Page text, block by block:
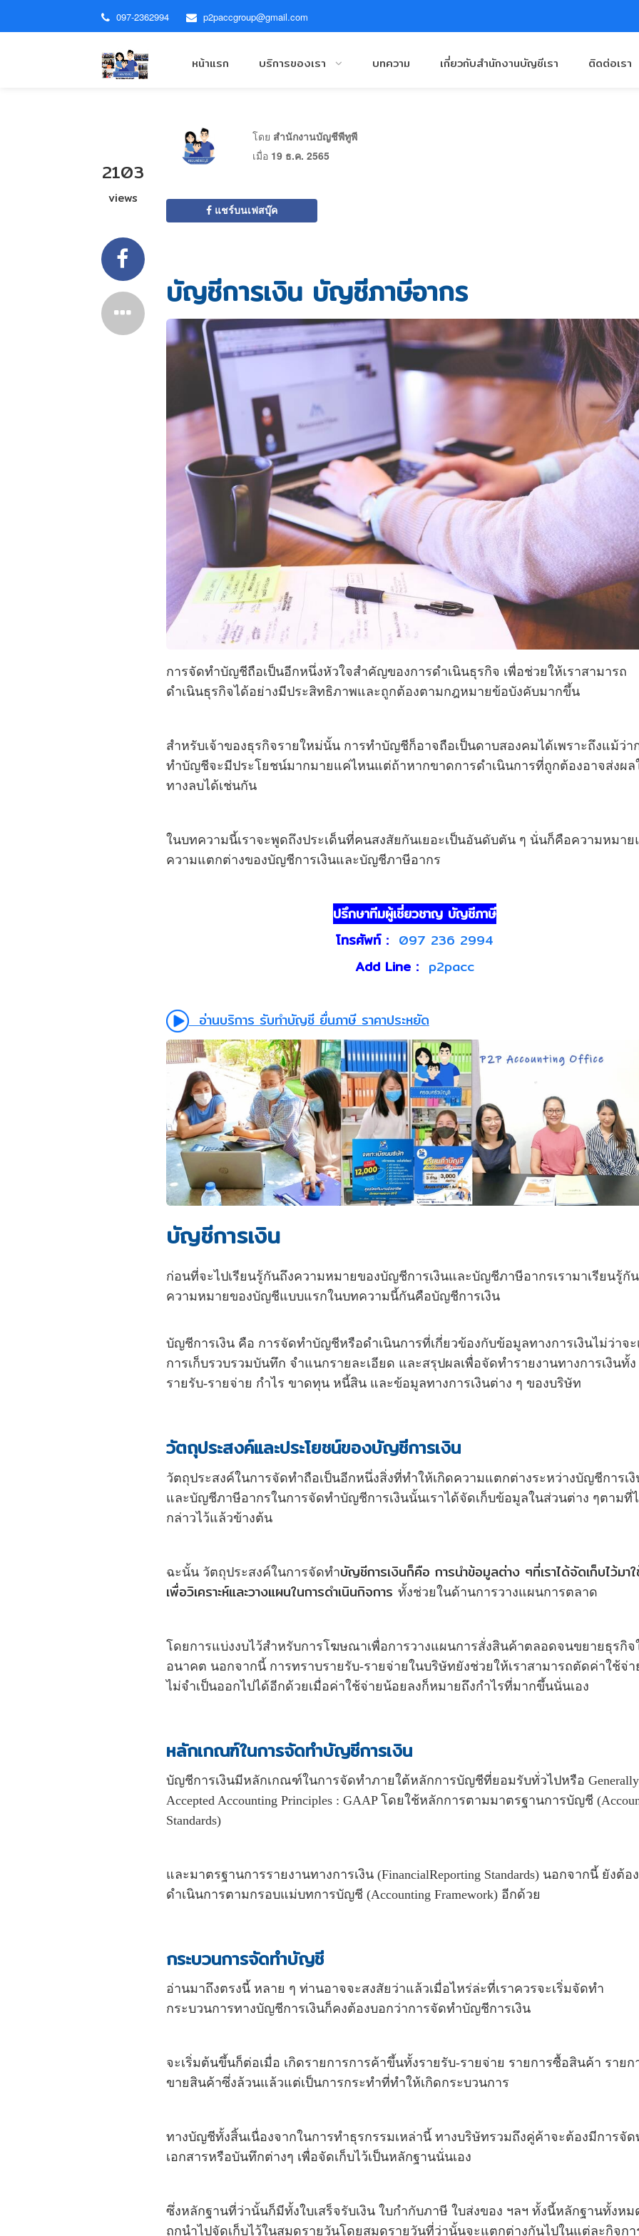
097-2362994 p2paccgroup@gmail.com
หน้าแรก บริการของเรา บทความ เกี่ยวกับสำนักงานบัญชีเรา ติดต่อเรา
2103
views
โดย สำนักงานบัญชีพีทูพี
เมื่อ 19 ธ.ค. 2565
แชร์บนเฟสบุ๊ค
บัญชีการเงิน บัญชีภาษีอากร
การจัดทำบัญชีถือเป็นอีกหนึ่งหัวใจสำคัญของการดำเนินธุรกิจ เพื่อช่วยให้เราสามารถ
ดำเนินธุรกิจได้อย่างมีประสิทธิภาพและถูกต้องตามกฎหมายข้อบังคับมากขึ้น
สำหรับเจ้าของธุรกิจรายใหม่นั้น การทำบัญชีก็อาจถือเป็นดาบสองคมได้เพราะถึงแม้ว่า
ทำบัญชีจะมีประโยชน์มากมายแค่ไหนแต่ถ้าหากขาดการดำเนินการที่ถูกต้องอาจส่งผล
ทางลบได้เช่นกัน
ในบทความนี้เราจะพูดถึงประเด็นที่คนสงสัยกันเยอะเป็นอันดับตัน ๆ นั่นก็คือความหมาย
ความแตกต่างของบัญชีการเงินและบัญชีภาษีอากร
ปรึกษาทีมผู้เชี่ยวชาญ บัญชีภาษี
โทรศัพท์ : 097 236 2994
Add Line : p2pacc
อ่านบริการ รับทำบัญชี ยื่นภาษี ราคาประหยัด
บัญชีการเงิน
ก่อนที่จะไปเรียนรู้กันถึงความหมายของบัญชีการเงินและบัญชีภาษีอากรเรามาเรียนรู้กั
ความหมายของบัญชีแบบแรกในบทความนี้กันคือบัญชีการเงิน
บัญชีการเงิน คือ การจัดทำบัญชีหรือดำเนินการที่เกี่ยวข้องกับข้อมูลทางการเงินไม่ว่าจะ
การเก็บรวบรวมบันทึก จำแนกรายละเอียด และสรุปผลเพื่อจัดทำรายงานทางการเงินทั้ง
รายรับ-รายจ่าย กำไร ขาดทุน หนี้สิน และข้อมูลทางการเงินต่าง ๆ ของบริษัท
วัตถุประสงค์และประโยชน์ของบัญชีการเงิน
วัตถุประสงค์ในการจัดทำถือเป็นอีกหนึ่งสิ่งที่ทำให้เกิดความแตกต่างระหว่างบัญชีการเงิ
และบัญชีภาษีอากรในการจัดทำบัญชีการเงินนั้นเราได้จัดเก็บข้อมูลในส่วนต่าง ๆตามที่
กล่าวไว้แล้วข้างต้น
ฉะนั้น วัตถุประสงค์ในการจัดทำบัญชีการเงินก็คือ การนำข้อมูลต่าง ๆที่เราได้จัดเก็บไว้มา
เพื่อวิเคราะห์และวางแผนในการดำเนินกิจการ ทั้งช่วยในด้านการวางแผนการตลาด
โดยการแบ่งงบไว้สำหรับการโฆษณาเพื่อการวางแผนการสั่งสินค้าตลอดจนขยายธุรกิจ
อนาคต นอกจากนี้ การทราบรายรับ-รายจ่ายในบริษัทยังช่วยให้เราสามารถตัดค่าใช้จ่า
ไม่จำเป็นออกไปได้อีกด้วยเมื่อค่าใช้จ่ายน้อยลงก็หมายถึงกำไรที่มากขึ้นนั่นเอง
หลักเกณฑ์ในการจัดทำบัญชีการเงิน
บัญชีการเงินมีหลักเกณฑ์ในการจัดทำภายใต้หลักการบัญชีที่ยอมรับทั่วไปหรือ Generally
Accepted Accounting Principles : GAAP โดยใช้หลักการตามมาตรฐานการบัญชี
Standards)
และมาตรฐานการรายงานทางการเงิน (FinancialReporting Standards) นอกจากนี้ ยังต้อง
ดำเนินการตามกรอบแม่บทการบัญชี (Accounting Framework) อีกด้วย
กระบวนการจัดทำบัญชี
อ่านมาถึงตรงนี้ หลาย ๆ ท่านอาจจะสงสัยว่าแล้วเมื่อไหร่ล่ะที่เราควรจะเริ่มจัดทำ
กระบวนการทางบัญชีการเงินก็คงต้องบอกว่าการจัดทำบัญชีการเงิน
จะเริ่มต้นขึ้นก็ต่อเมื่อ เกิดรายการการค้าขึ้นทั้งรายรับ-รายจ่าย รายการซื้อสินค้า รายก
ขายสินค้าซึ่งล้วนแล้วแต่เป็นการกระทำที่ทำให้เกิดกระบวนการ
ทางบัญชีทั้งสิ้นเนื่องจากในการทำธุรกรรมเหล่านี้ ทางบริษัทรวมถึงคู่ค้าจะต้องมีการจัด
เอกสารหรือบันทึกต่างๆ เพื่อจัดเก็บไว้เป็นหลักฐานนั่นเอง
ซึ่งหลักฐานที่ว่านั้นก็มีทั้งใบเสร็จรับเงิน ใบกำกับภาษี ใบส่งของ ฯลฯ ทั้งนี้หลักฐานทั้งหม
ถูกนำไปจัดเก็บไว้ในสมุดรายวันโดยสมุดรายวันที่ว่านั้นจะแตกต่างกันไปในแต่ละกิจกา